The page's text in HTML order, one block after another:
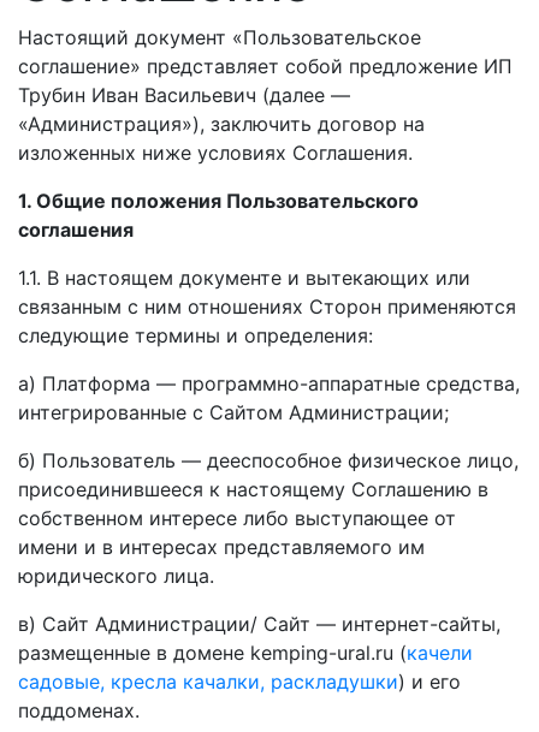
Настоящий документ «Пользовательское
соглашение» представляет собой предложение ИП
Трубин Иван Васильевич (далее —
«Администрация»), заключить договор на
изложенных ниже условиях Соглашения.
1. Общие положения Пользовательского
соглашения
1.1. В настоящем документе и вытекающих или
связанным с ним отношениях Сторон применяются
следующие термины и определения:
а) Платформа — программно-аппаратные средства,
интегрированные с Сайтом Администрации;
б) Пользователь — дееспособное физическое лицо,
присоединившееся к настоящему Соглашению в
собственном интересе либо выступающее от
имени и в интересах представляемого им
юридического лица.
в) Сайт Администрации/ Сайт — интернет-сайты,
размещенные в домене kemping-ural.ru (качели
садовые, кресла качалки, раскладушки) и его
поддоменах.